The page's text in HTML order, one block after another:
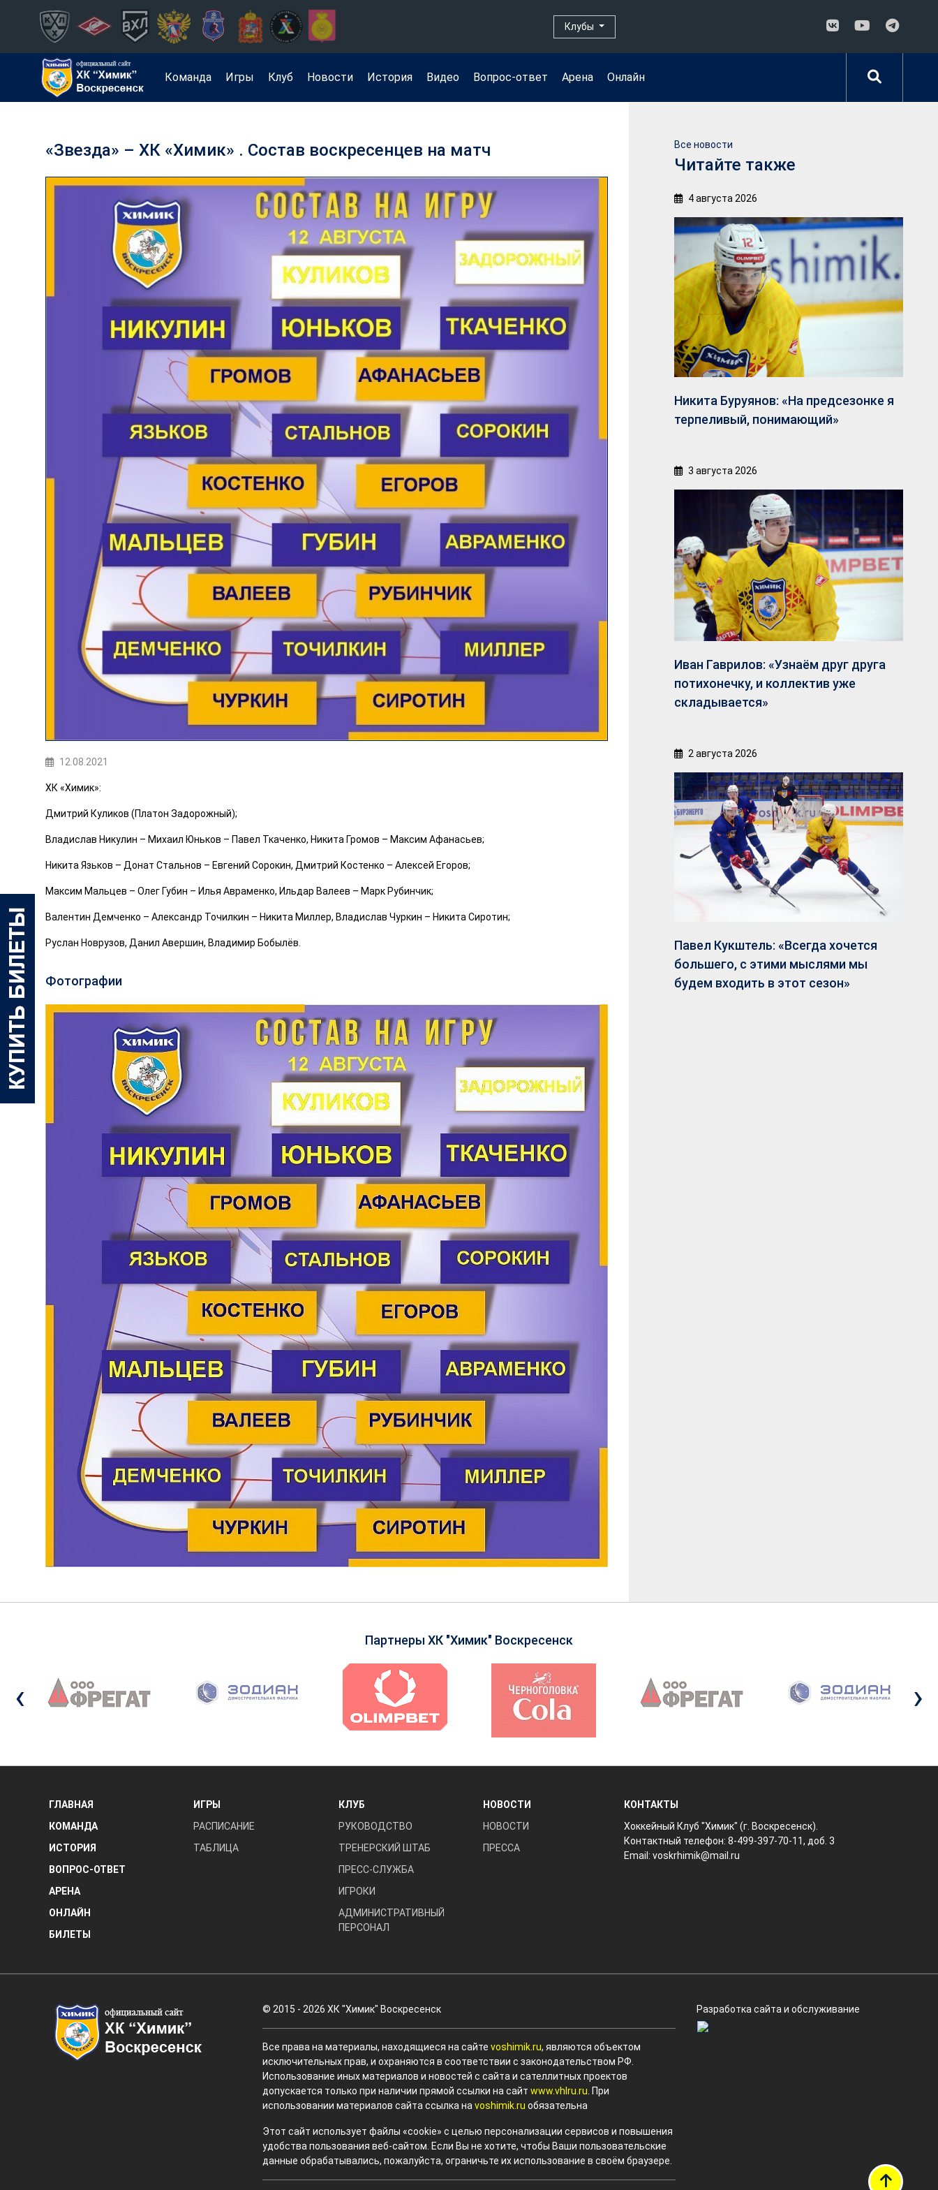
Клубы
Команда Игры Клуб Новости История Видео Вопрос-ответ Арена Онлайн
«Звезда» – ХК «Химик» . Состав воскресенцев на матч
12.08.2021
ХК «Химик»:
Дмитрий Куликов (Платон Задорожный);
Владислав Никулин – Михаил Юньков – Павел Ткаченко, Никита Громов – Максим Афанасьев;
Никита Язьков – Донат Стальнов – Евгений Сорокин, Дмитрий Костенко – Алексей Егоров;
Максим Мальцев – Олег Губин – Илья Авраменко, Ильдар Валеев – Марк Рубинчик;
Валентин Демченко – Александр Точилкин – Никита Миллер, Владислав Чуркин – Никита Сиротин;
Руслан Новрузов, Данил Авершин, Владимир Бобылёв.
Фотографии
Все новости
Читайте также
4 августа 2026
Никита Буруянов: «На предсезонке я
терпеливый, понимающий»
3 августа 2026
Иван Гаврилов: «Узнаём друг друга
потихонечку, и коллектив уже
складывается»
2 августа 2026
Павел Кукштель: «Всегда хочется
большего, с этими мыслями мы
будем входить в этот сезон»
Партнеры ХК "Химик" Воскресенск
‹ ›
ГЛАВНАЯ
КОМАНДА
ИСТОРИЯ
ВОПРОС-ОТВЕТ
АРЕНА
ОНЛАЙН
БИЛЕТЫ
ИГРЫ
РАСПИСАНИЕ
ТАБЛИЦА
КЛУБ
РУКОВОДСТВО
ТРЕНЕРСКИЙ ШТАБ
ПРЕСС-СЛУЖБА
ИГРОКИ
АДМИНИСТРАТИВНЫЙ
ПЕРСОНАЛ
НОВОСТИ
НОВОСТИ
ПРЕССА
КОНТАКТЫ
Хоккейный Клуб "Химик" (г. Воскресенск).
Контактный телефон: 8-499-397-70-11, доб. 3
Email:voskrhimik@mail.ru
© 2015 - 2026 ХК "Химик" Воскресенск
Все права на материалы, находящиеся на сайте voshimik.ru, являются объектом
исключительных прав, и охраняются в соответствии с законодательством РФ.
Использование иных материалов и новостей с сайта и сателлитных проектов
допускается только при наличии прямой ссылки на сайт www.vhlru.ru. При
использовании материалов сайта ссылка наvoshimik.ru обязательна
Этот сайт использует файлы «cookie» с целью персонализации сервисов и повышения
удобства пользования веб-сайтом. Если Вы не хотите, чтобы Ваши пользовательские
данные обрабатывались, пожалуйста, ограничьте их использование в своём браузере.
Разработка сайта и обслуживание